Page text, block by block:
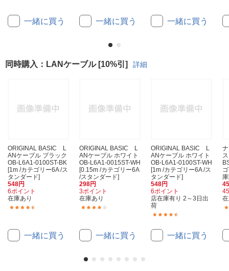
一緒に買う 一緒に買う 一緒に買う
同時購入：LANケーブル [10%引] 詳細
ORIGINAL BASIC L
ANケーブル ブラック
OB-L6A1-0100ST-BK
[1m /カテゴリー6A /ス
タンダード]
548円
6ポイント
在庫あり
一緒に買う
ORIGINAL BASIC L
ANケーブル ホワイト
OB-L6A1-0015ST-WH
[0.15m /カテゴリー6A
/スタンダード]
298円
3ポイント
在庫あり
一緒に買う
ORIGINAL BASIC L
ANケーブル ホワイト
OB-L6A1-0100ST-WH
[1m /カテゴリー6A /ス
タンダード]
548円
6ポイント
店在庫有り 2～3日出
荷
一緒に買う